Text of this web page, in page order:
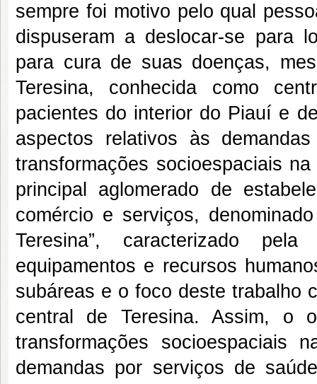
sempre foi motivo pelo qual
dispuseram a deslocar-se para
para cura de suas doenças,
Teresina, conhecida como
pacientes do interior do Piauí e
aspectos relativos às
transformações socioespaciais
principal aglomerado de
comércio e serviços,
Teresina”, caracterizado
equipamentos e recursos
subáreas e o foco deste trabalho
central de Teresina. Assim, o
transformações socioespaciais
demandas por serviços de